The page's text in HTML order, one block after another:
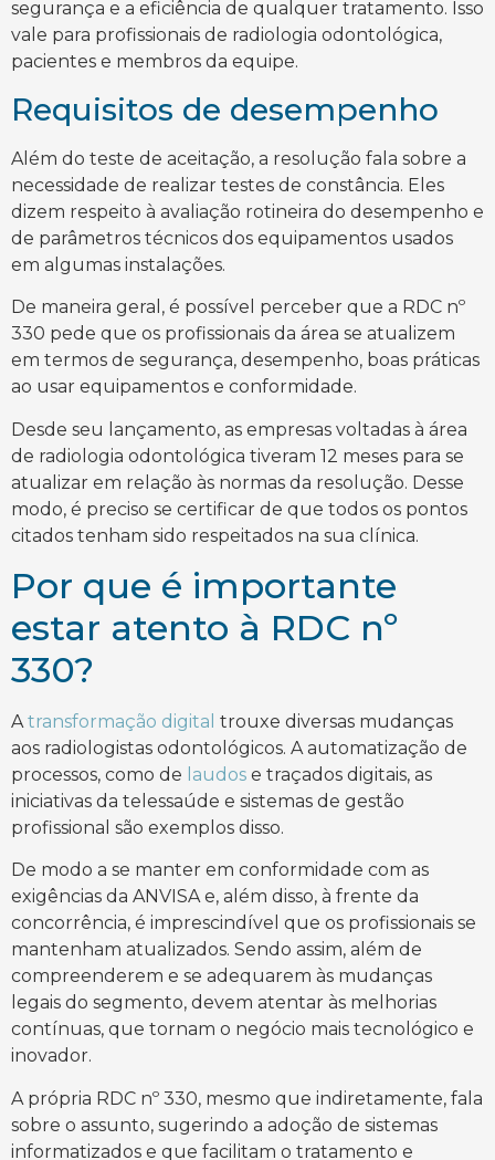
segurança e a eficiência de qualquer tratamento. Isso
vale para profissionais de radiologia odontológica,
pacientes e membros da equipe.
Requisitos de desempenho
Além do teste de aceitação, a resolução fala sobre a
necessidade de realizar testes de constância. Eles
dizem respeito à avaliação rotineira do desempenho e
de parâmetros técnicos dos equipamentos usados
em algumas instalações.
De maneira geral, é possível perceber que a RDC nº
330 pede que os profissionais da área se atualizem
em termos de segurança, desempenho, boas práticas
ao usar equipamentos e conformidade.
Desde seu lançamento, as empresas voltadas à área
de radiologia odontológica tiveram 12 meses para se
atualizar em relação às normas da resolução. Desse
modo, é preciso se certificar de que todos os pontos
citados tenham sido respeitados na sua clínica.
Por que é importante
estar atento à RDC nº
330?
Atransformação digital trouxe diversas mudanças
aos radiologistas odontológicos. A automatização de
processos, como de laudos e traçados digitais, as
iniciativas da telessaúde e sistemas de gestão
profissional são exemplos disso.
De modo a se manter em conformidade com as
exigências da ANVISA e, além disso, à frente da
concorrência, é imprescindível que os profissionais se
mantenham atualizados. Sendo assim, além de
compreenderem e se adequarem às mudanças
legais do segmento, devem atentar às melhorias
contínuas, que tornam o negócio mais tecnológico e
inovador.
A própria RDC nº 330, mesmo que indiretamente, fala
sobre o assunto, sugerindo a adoção de sistemas
informatizados e que facilitam o tratamento e